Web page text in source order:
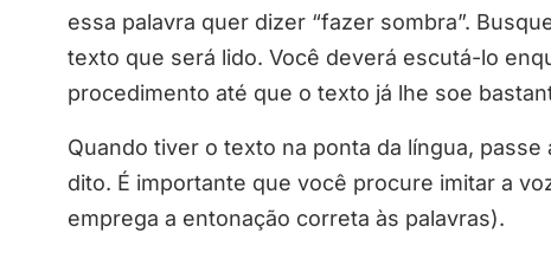
essa palavra quer dizer “fazer sombra”.
texto que será lido. Você deverá escutá-lo
procedimento até que o texto já lhe soe
Quando tiver o texto na ponta da língua,
dito. É importante que você procure imitar a
emprega a entonação correta às palavras).